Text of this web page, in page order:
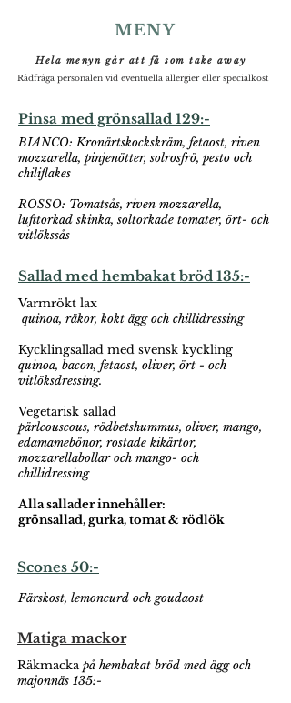
MENY
Hela menyn går att få som take away
Rådfråga personalen vid eventuella allergier eller specialkost
Pinsa med grönsallad 129:-
BIANCO: Kronärtskockskräm, fetaost, riven
mozzarella, pinjenötter, solrosfrö, pesto och
chiliflakes
ROSSO: Tomatsås, riven mozzarella,
lufttorkad skinka, soltorkade tomater, ört- och
vitlökssås
Sallad med hembakat bröd 135:-
Varmrökt lax
quinoa, räkor, kokt ägg och chillidressing
Kycklingsallad med svensk kyckling
quinoa, bacon, fetaost, oliver, ört - och
vitlöksdressing.
Vegetarisk sallad
pärlcouscous, rödbetshummus, oliver, mango,
edamamebönor, rostade kikärtor,
mozzarellabollar och mango- och
chillidressing
Alla sallader innehåller:
grönsallad, gurka, tomat & rödlök
Scones 50:-
Färskost, lemoncurd och goudaost
Matiga mackor
Räkmacka på hembakat bröd med ägg och
majonnäs 135:-